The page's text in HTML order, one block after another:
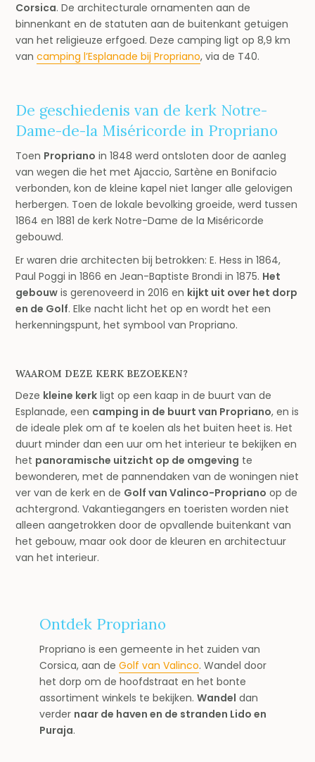
Corsica. De architecturale ornamenten aan de
binnenkant en de statuten aan de buitenkant getuigen
van het religieuze erfgoed. Deze camping ligt op 8,9 km
vancamping l’Esplanade bij Propriano, via de T40.
De geschiedenis van de kerk Notre-
Dame-de-la Miséricorde in Propriano
Toen Propriano in 1848 werd ontsloten door de aanleg
van wegen die het met Ajaccio, Sartène en Bonifacio
verbonden, kon de kleine kapel niet langer alle gelovigen
herbergen. Toen de lokale bevolking groeide, werd tussen
1864 en 1881 de kerk Notre-Dame de la Miséricorde
gebouwd.
Er waren drie architecten bij betrokken: E. Hess in 1864,
Paul Poggi in 1866 en Jean-Baptiste Brondi in 1875. Het
gebouw is gerenoveerd in 2016 en kijkt uit over het dorp
en de Golf. Elke nacht licht het op en wordt het een
herkenningspunt, het symbool van Propriano.
WAAROM DEZE KERK BEZOEKEN?
Deze kleine kerk ligt op een kaap in de buurt van de
Esplanade, een camping in de buurt van Propriano, en is
de ideale plek om af te koelen als het buiten heet is. Het
duurt minder dan een uur om het interieur te bekijken en
het panoramische uitzicht op de omgeving te
bewonderen, met de pannendaken van de woningen niet
ver van de kerk en de Golf van Valinco-Propriano op de
achtergrond. Vakantiegangers en toeristen worden niet
alleen aangetrokken door de opvallende buitenkant van
het gebouw, maar ook door de kleuren en architectuur
van het interieur.
Ontdek Propriano
Propriano is een gemeente in het zuiden van
Corsica, aan de Golf van Valinco. Wandel door
het dorp om de hoofdstraat en het bonte
assortiment winkels te bekijken. Wandel dan
verder naar de haven en de stranden Lido en
Puraja.